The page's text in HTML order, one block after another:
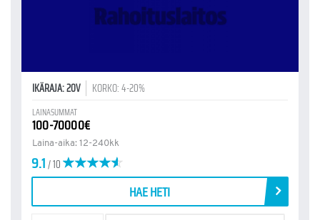
IKÄRAJA: 20V KORKO: 4-20%
LAINASUMMAT
100-70000€
Laina-aika: 12-240kk
9.1/ 10
HAE HETI